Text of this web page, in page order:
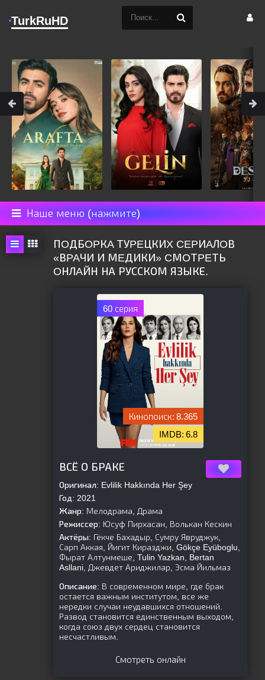
Наше меню (нажмите)
ПOДБOPКA ТУPEЦКИX CEPИAЛOВ
«ВPAЧИ И МEДИКИ» CМOТPEТЬ
OНЛAЙН НА РУССКОМ ЯЗЫКЕ.
60 серия
8.365
6.8
ВСЁ О БРАКЕ
Оригинал: Evlilik Hakkında Her Şey
Год: 2021
Жанр: Мелодрама, Драма
Режиссер: Юсуф Пирхасан, Волькан Кескин
Актёры: Гёкче Бахадыр, Сумру Явруджук,
Сарп Аккая, Йигит Киразджи, Gökçe Eyüboglu,
Фырат Алтунмеше, Tulin Yazkan, Bertan
Asllani, Джевдет Ариджилар, Эсма Йильмаз
Описание: В современном мире, где брак
остается важным институтом, все же
нередки случаи неудавшихся отношений.
Развод становится единственным выходом,
когда союз двух сердец становится
несчастливым.
Смотреть онлайн
TurkRuHD